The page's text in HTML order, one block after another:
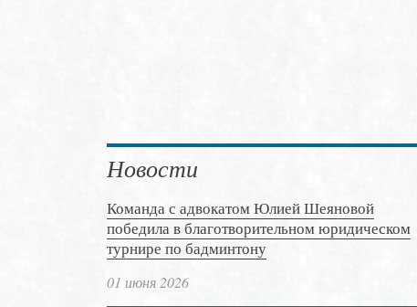
Новости
Команда с адвокатом Юлией Шеяновой
победила в благотворительном юридическом
турнире по бадминтону
01 июня 2026